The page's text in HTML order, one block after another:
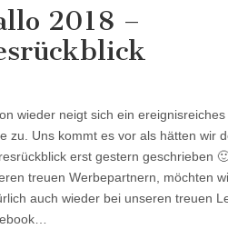
2018 –
wieder neigt sich ein
zu. Uns kommt es vor als hätten wir
erst gestern geschrieben
treuen Werbepartnern, möchten
auch wieder bei unseren treuen